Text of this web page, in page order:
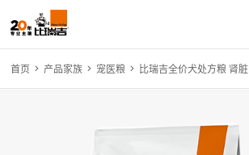
热门搜索: 无谷 冻干 离乳 免疫 减肥 毛球
首页 产品家族 宠医粮 比瑞吉全价犬处方粮 肾脏